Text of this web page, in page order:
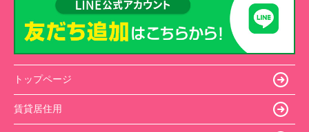
トップページ
賃貸居住用